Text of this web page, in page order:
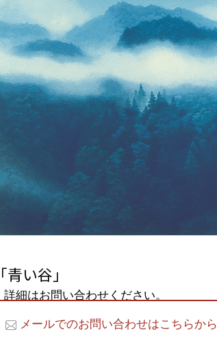
「青い谷」
詳細はお問い合わせください。
メールでのお問い合わせはこちらから